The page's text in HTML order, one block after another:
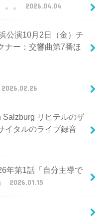
。。 2026.04.04
公演10月2日（金）チ
ナー：交響曲第7番ほ
2026.02.26
リヒテルのザ
イタルのライブ録音
年第1話「自分主導で
2026.01.15